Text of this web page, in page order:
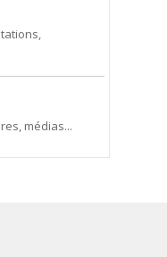
médias...